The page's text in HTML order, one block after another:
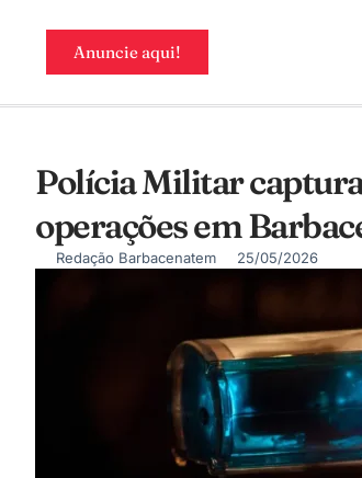
Anuncie aqui!
Polícia Militar
operações em
Redação Barbacenatem 25/05/2026